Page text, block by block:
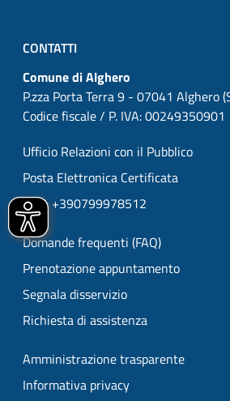
CONTATTI
Comune di Alghero
P.zza Porta Terra 9 - 07041 Alghero
Codice fiscale / P. IVA: 00249350901
Ufficio Relazioni con il Pubblico
Posta Elettronica Certificata
URP: +390799978512
Domande frequenti (FAQ)
Prenotazione appuntamento
Segnala disservizio
Richiesta di assistenza
Amministrazione trasparente
Informativa privacy